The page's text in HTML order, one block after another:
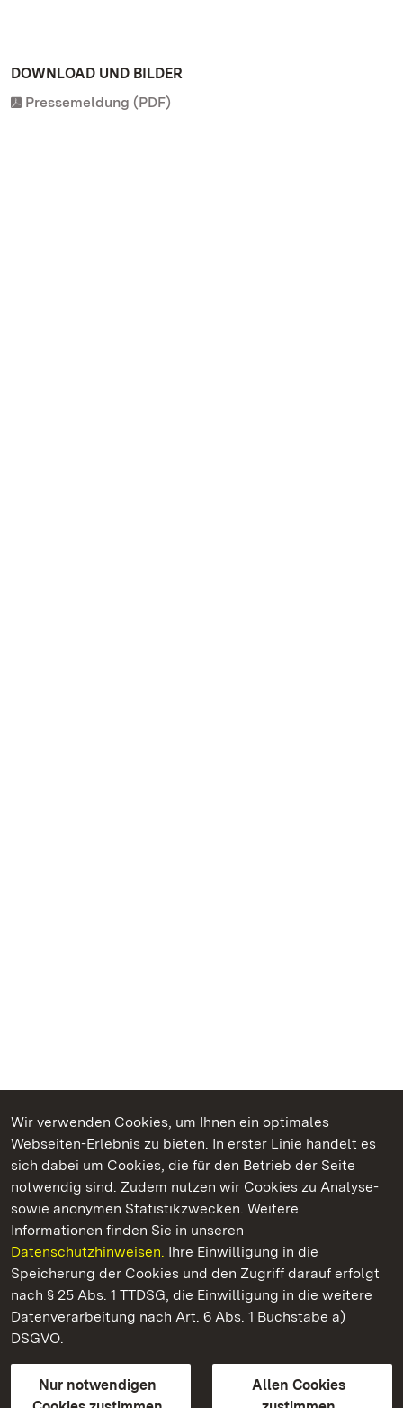
Wir verwenden Cookies, um Ihnen ein optimales
Webseiten-Erlebnis zu bieten. In erster Linie handelt es
sich dabei um Cookies, die für den Betrieb der Seite
notwendig sind. Zudem nutzen wir Cookies zu Analyse-
sowie anonymen Statistikzwecken. Weitere
Informationen finden Sie in unseren
Datenschutzhinweisen. Ihre Einwilligung in die
Speicherung der Cookies und den Zugriff darauf erfolgt
nach § 25 Abs. 1 TTDSG, die Einwilligung in die weitere
Datenverarbeitung nach Art. 6 Abs. 1 Buchstabe a)
DSGVO.
Nur notwendigen
Allen Cookies
DOWNLOAD UND BILDER
Pressemeldung (PDF)
Kommen. Staunen. Genießen.
Kloster Maulbronn
Staatliche Schlösser und Gärten Baden-Württemberg
Kontakt
GebärdenspracheLeichte Sprache
Erklärung zur Barrierefreiheit
BITV-konform (geprüfte Seiten)